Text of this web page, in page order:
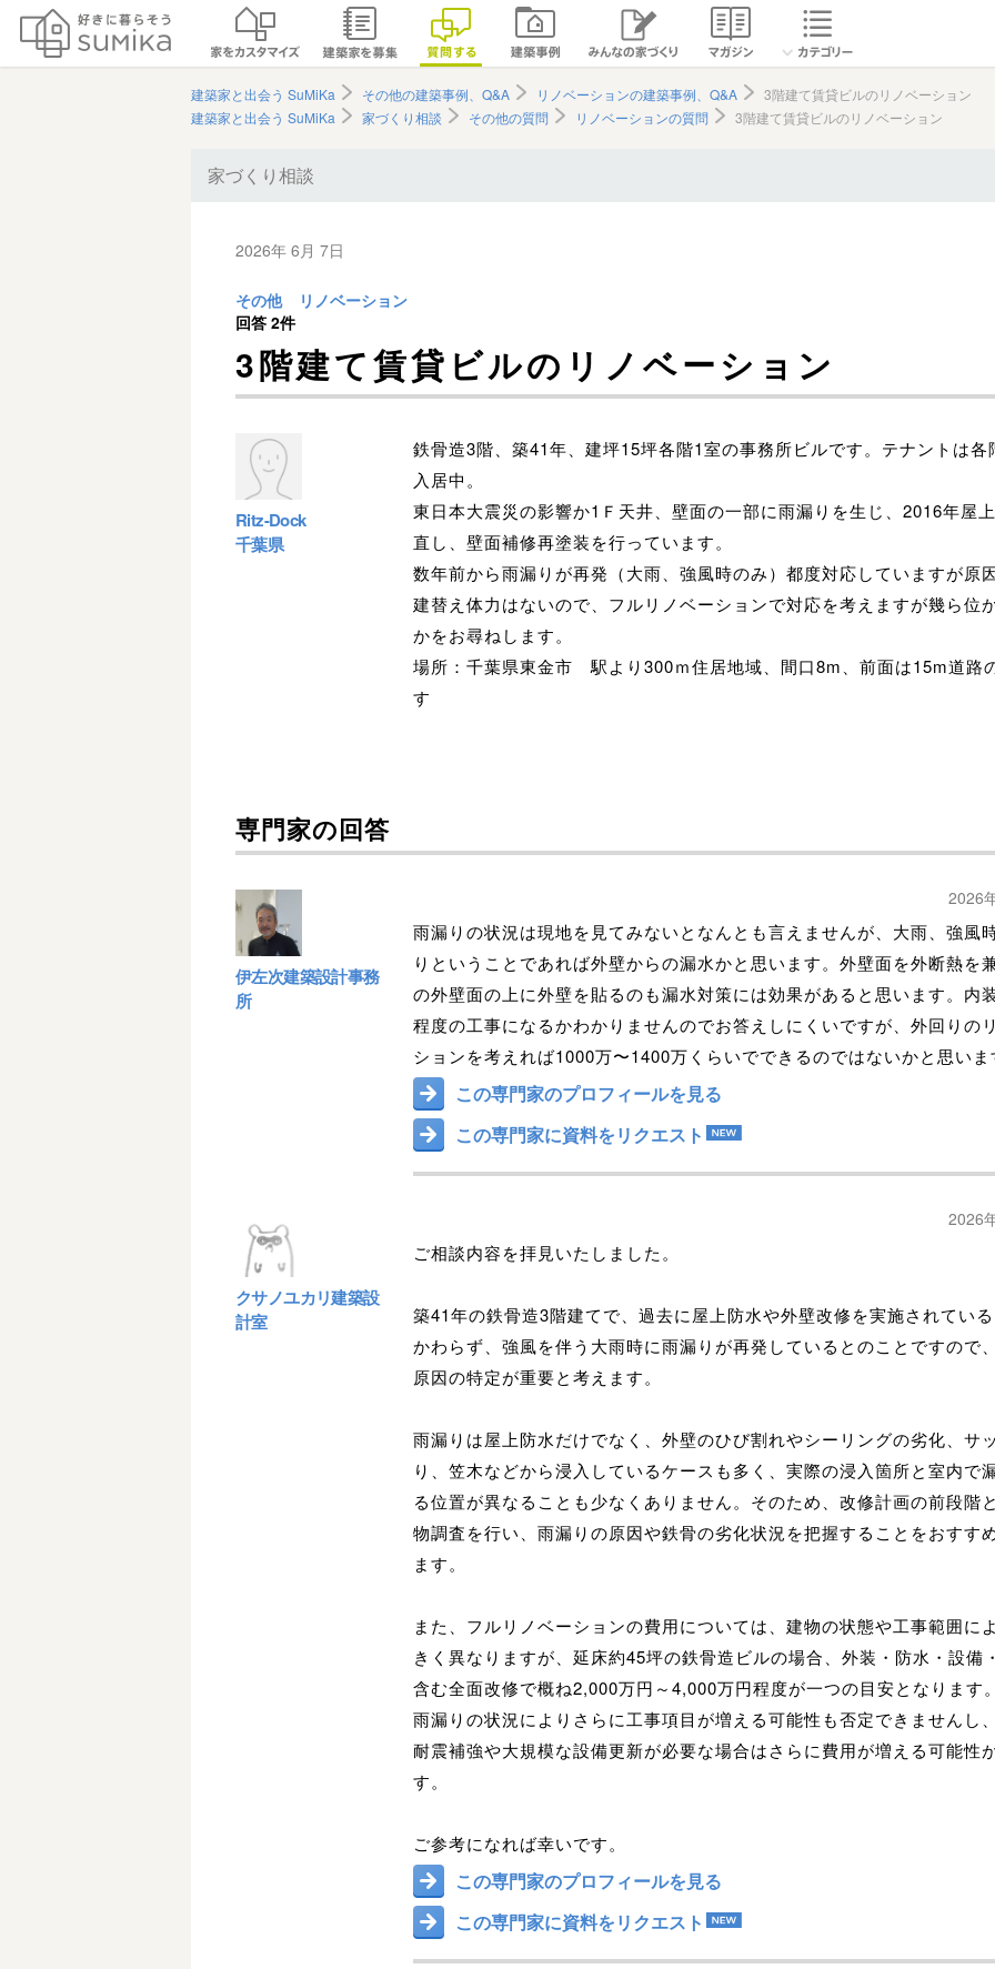
建築家と出会う SuMiKa その他の建築事例、Q&A リノベーションの建築事例、Q&A
3階建て賃貸ビルのリノベーション
建築家と出会う SuMiKa
家づくり相談 その他の質問 リノベーションの質問 3階建て賃貸ビルのリノベーション
家づくり相談
2026年 6月 7日
その他
リノベーション
回答 2件
3階建て賃貸ビルのリノベーション
Ritz-Dock
千葉県
鉄骨造3階、築41年、建坪15坪各階1室の事務所ビルです。テナントは各
入居中。
東日本大震災の影響か1Ｆ天井、壁面の一部に雨漏りを生じ、2016年屋
直し、壁面補修再塗装を行っています。
数年前から雨漏りが再発（大雨、強風時のみ）都度対応していますが原
建替え体力はないので、フルリノベーションで対応を考えますが幾ら位
かをお尋ねします。
場所：千葉県東金市 駅より300ｍ住居地域、間口8m、前面は15m道路
す
専門家の回答
伊左次建築設計事務
所
2026
雨漏りの状況は現地を見てみないとなんとも言えませんが、大雨、強風
りということであれば外壁からの漏水かと思います。外壁面を外断熱を
の外壁面の上に外壁を貼るのも漏水対策には効果があると思います。内
程度の工事になるかわかりませんのでお答えしにくいですが、外回りの
ションを考えれば1000万〜1400万くらいでできるのではないかと思い
この専門家のプロフィールを見る
この専門家に資料をリクエスト
クサノユカリ建築設
計室
2026
ご相談内容を拝見いたしました。
築41年の鉄骨造3階建てで、過去に屋上防水や外壁改修を実施されてい
かわらず、強風を伴う大雨時に雨漏りが再発しているとのことですので
原因の特定が重要と考えます。
雨漏りは屋上防水だけでなく、外壁のひび割れやシーリングの劣化、サ
り、笠木などから浸入しているケースも多く、実際の浸入箇所と室内で
る位置が異なることも少なくありません。そのため、改修計画の前段階
物調査を行い、雨漏りの原因や鉄骨の劣化状況を把握することをおすす
ます。
また、フルリノベーションの費用については、建物の状態や工事範囲に
きく異なりますが、延床約45坪の鉄骨造ビルの場合、外装・防水・設備
含む全面改修で概ね2,000万円～4,000万円程度が一つの目安となります
雨漏りの状況によりさらに工事項目が増える可能性も否定できませんし
耐震補強や大規模な設備更新が必要な場合はさらに費用が増える可能性
す。
ご参考になれば幸いです。
この専門家のプロフィールを見る
この専門家に資料をリクエスト